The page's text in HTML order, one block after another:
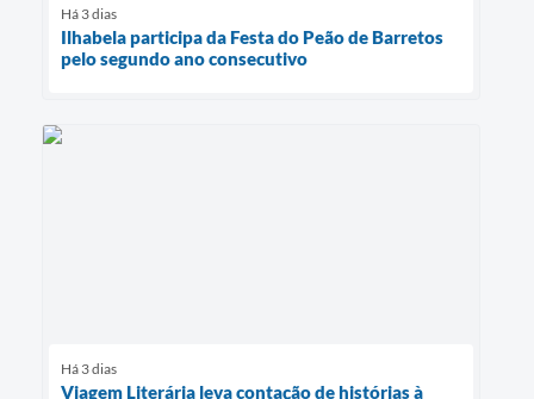
Há 3 dias
Ilhabela participa da Festa do Peão de Barretos
pelo segundo ano consecutivo
Há 3 dias
Viagem Literária leva contação de histórias à